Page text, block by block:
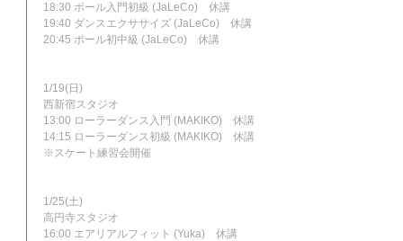
18:30 ポール入門初級 (JaLeCo)　休講
19:40 ダンスエクササイズ (JaLeCo)　休講
20:45 ポール初中級 (JaLeCo)　休講
1/19(日)
西新宿スタジオ
13:00 ローラーダンス入門 (MAKIKO)　休講
14:15 ローラーダンス初級 (MAKIKO)　休講
※スケート練習会開催
1/25(土)
高円寺スタジオ
16:00 エアリアルフィット (Yuka)　休講